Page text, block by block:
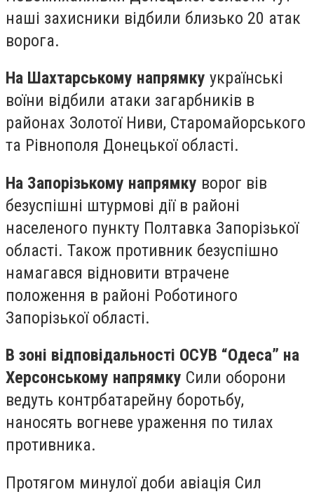
наші захисники відбили близько 20 атак
ворога.
На Шахтарському напрямку українські
воїни відбили атаки загарбників в
районах Золотої Ниви, Старомайорського
та Рівнополя Донецької області.
На Запорізькому напрямку ворог вів
безуспішні штурмові дії в районі
населеного пункту Полтавка Запорізької
області. Також противник безуспішно
намагався відновити втрачене
положення в районі Роботиного
Запорізької області.
В зоні відповідальності ОСУВ “Одеса” на
Херсонському напрямку Сили оборони
ведуть контрбатарейну боротьбу,
наносять вогневе ураження по тилах
противника.
Протягом минулої доби авіація Сил